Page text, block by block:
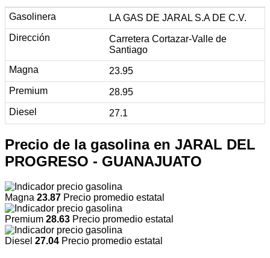
LA GAS DE JARAL S.A DE C.V.
Carretera Cortazar-Valle de
Santiago
23.95
28.95
27.1
Precio de la gasolina en JARAL DEL
PROGRESO - GUANAJUATO
Magna 23.87 Precio promedio estatal
Premium 28.63 Precio promedio estatal
Diesel 27.04 Precio promedio estatal